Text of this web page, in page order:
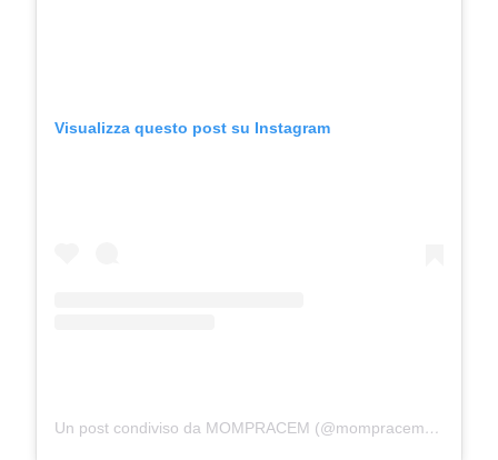
Visualizza questo post su Instagram
Un post condiviso da MOMPRACEM (@mompracemfilm)